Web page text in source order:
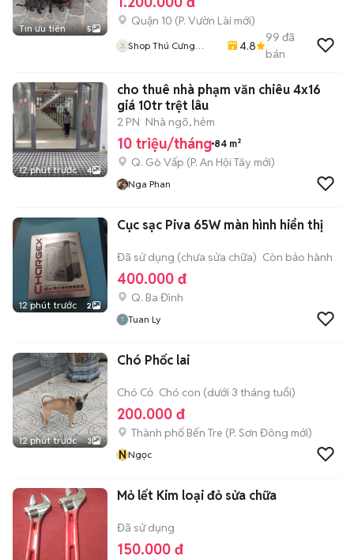
Tin ưu tiên 5
Quận 10 (P. Vườn Lài mới)
Shop Thú Cưng
4.8
99 đã
bán
12 phút trước 4
cho thuê nhà phạm văn chiêu 4x16
giá 10tr trệt lâu
2 PN Nhà ngõ, hẻm
10 triệu/tháng 84 m²
Q. Gò Vấp (P. An Hội Tây mới)
Nga Phan
12 phút trước 2
Cục sạc Piva 65W màn hình hiển thị
Đã sử dụng (chưa sửa chữa) Còn bảo hành
400.000 đ
Q. Ba Đình
Tuan Ly
12 phút trước 3
Chó Phốc lai
Chó Cỏ Chó con (dưới 3 tháng tuổi)
200.000 đ
Thành phố Bến Tre (P. Sơn Đông mới)
NNgọc
Mỏ lết Kim loại đỏ sửa chữa
Đã sử dụng
150.000 đ